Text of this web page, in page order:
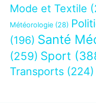
Mode et Textile
Météorologie (28)
(196) Santé
(259) Sport
Transports (224)